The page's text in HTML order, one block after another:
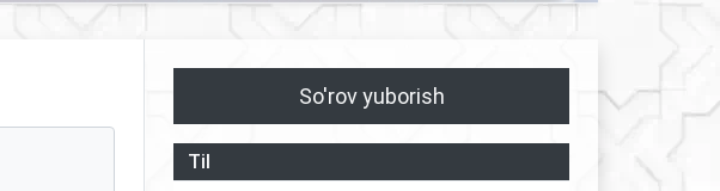
So'rov yuborish
Til